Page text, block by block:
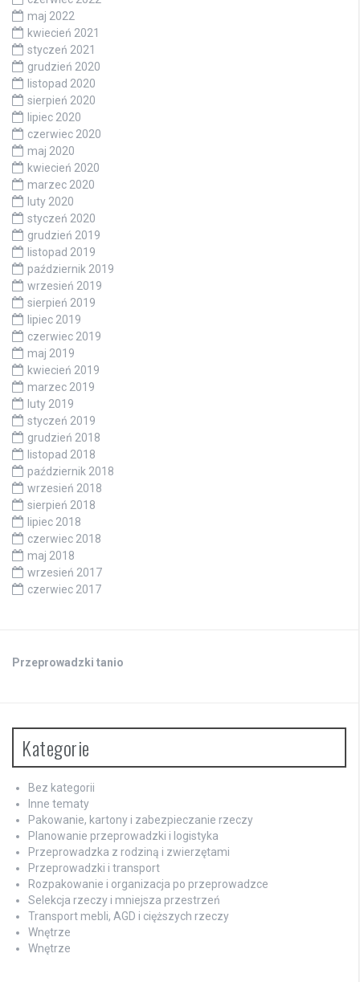
maj 2022
kwiecień 2021
styczeń 2021
grudzień 2020
listopad 2020
sierpień 2020
lipiec 2020
czerwiec 2020
maj 2020
kwiecień 2020
marzec 2020
luty 2020
styczeń 2020
grudzień 2019
listopad 2019
październik 2019
wrzesień 2019
sierpień 2019
lipiec 2019
czerwiec 2019
maj 2019
kwiecień 2019
marzec 2019
luty 2019
styczeń 2019
grudzień 2018
listopad 2018
październik 2018
wrzesień 2018
sierpień 2018
lipiec 2018
czerwiec 2018
maj 2018
wrzesień 2017
czerwiec 2017
Przeprowadzki tanio
Kategorie
Bez kategorii
Inne tematy
Pakowanie, kartony i zabezpieczanie rzeczy
Planowanie przeprowadzki i logistyka
Przeprowadzka z rodziną i zwierzętami
Przeprowadzki i transport
Rozpakowanie i organizacja po przeprowadzce
Selekcja rzeczy i mniejsza przestrzeń
Transport mebli, AGD i cięższych rzeczy
Wnętrze
Wnętrze